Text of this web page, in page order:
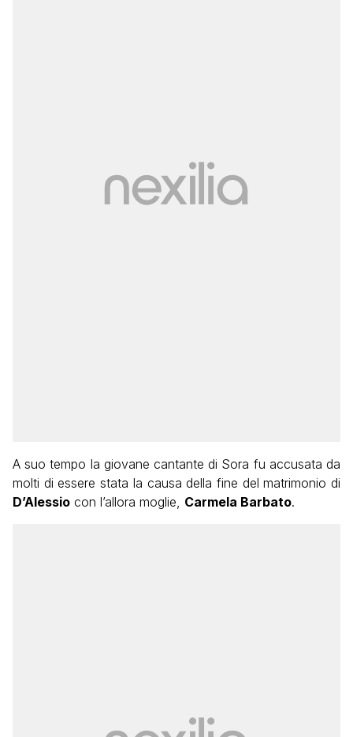
A suo tempo la giovane cantante di Sora fu accusata da
molti di essere stata la causa della fine del matrimonio di
D’Alessio con l’allora moglie, Carmela Barbato.